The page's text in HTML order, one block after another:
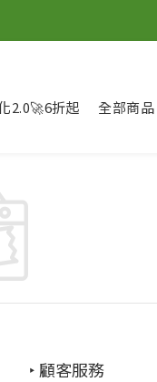
2.0🚀6折起 全部商品
‣ 顧客服務